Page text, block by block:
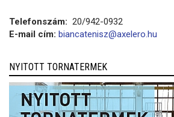
Telefonszám: 20/942-0932
E-mail cím: biancatenisz@axelero.hu
NYITOTT TORNATERMEK